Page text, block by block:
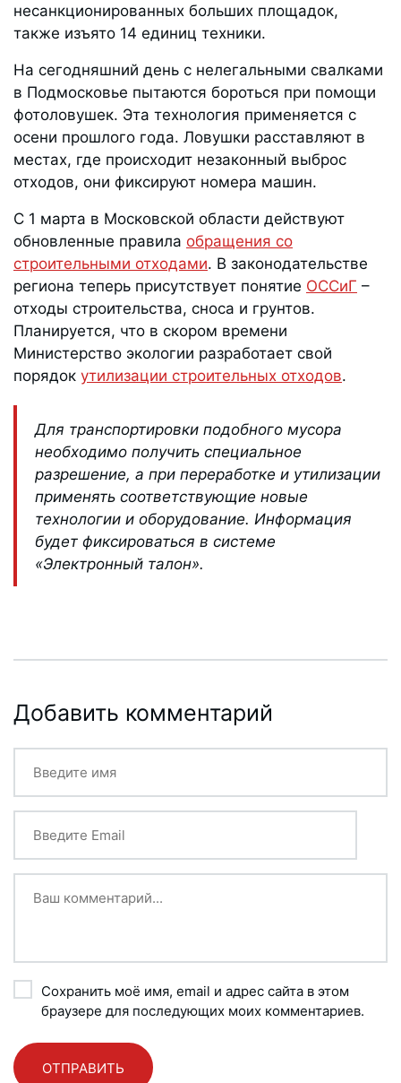
несанкционированных больших площадок,
также изъято 14 единиц техники.
На сегодняшний день с нелегальными свалками
в Подмосковье пытаются бороться при помощи
фотоловушек. Эта технология применяется с
осени прошлого года. Ловушки расставляют в
местах, где происходит незаконный выброс
отходов, они фиксируют номера машин.
С 1 марта в Московской области действуют
обновленные правила обращения со
строительными отходами. В законодательстве
региона теперь присутствует понятие ОССиГ –
отходы строительства, сноса и грунтов.
Планируется, что в скором времени
Министерство экологии разработает свой
порядок утилизации строительных отходов.
Для транспортировки подобного мусора
необходимо получить специальное
разрешение, а при переработке и утилизации
применять соответствующие новые
технологии и оборудование. Информация
будет фиксироваться в системе
«Электронный талон».
Добавить комментарий
Сохранить моё имя, email и адрес сайта в этом
браузере для последующих моих комментариев.